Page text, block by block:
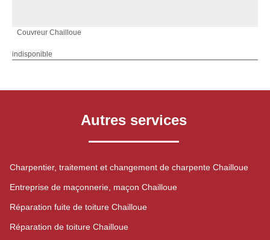
Couvreur Chailloue
indisponible
Autres services
Charpentier, traitement et changement de charpente Chailloue
Entreprise de maçonnerie, maçon Chailloue
Réparation fuite de toiture Chailloue
Réparation de toiture Chailloue